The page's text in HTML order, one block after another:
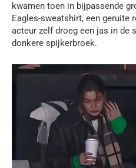
kwamen toen in bijpassende
Eagles-sweatshirt, een geruite
acteur zelf droeg een jas in de
donkere spijkerbroek.